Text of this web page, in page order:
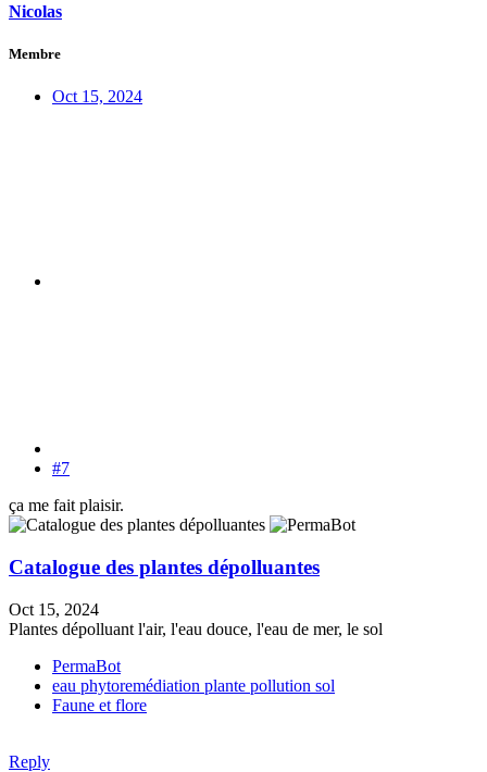
Nicolas
Membre
Oct 15, 2024
#7
ça me fait plaisir.
Catalogue des plantes dépolluantes
Oct 15, 2024
Plantes dépolluant l'air, l'eau douce, l'eau de mer, le sol
PermaBot
eau phytoremédiation plante pollution sol
Faune et flore
Reply